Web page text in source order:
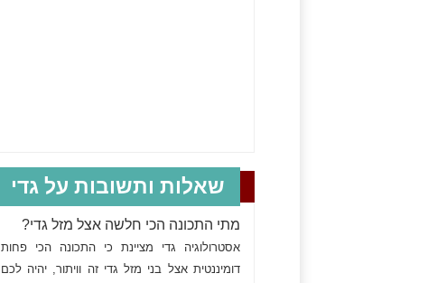
שאלות ותשובות על גדי
מתי התכונה הכי חלשה אצל מזל גדי?
אסטרולוגיה גדי מציינת כי התכונה הכי פחות
דומיננטית אצל בני מזל גדי זה וויתור, יהיה לכם